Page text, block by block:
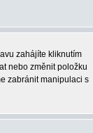
zahájíte kliknutím
nebo změnit položku
zabránit manipulaci s